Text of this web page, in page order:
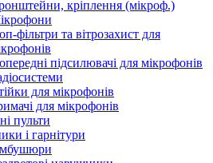
кріплення (мікроф.)
фільтри та вітрозахист для
підсилювачі для мікрофонів
для мікрофонів
для мікрофонів
пульти
і гарнітури